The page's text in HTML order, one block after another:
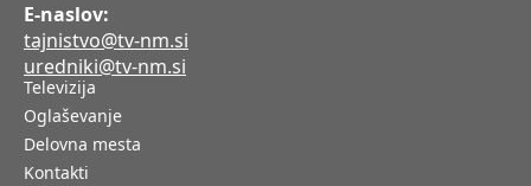
E-naslov:
tajnistvo@tv-nm.si
uredniki@tv-nm.si
Televizija
Oglaševanje
Delovna mesta
Kontakti